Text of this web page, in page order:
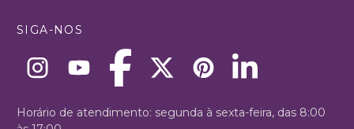
SIGA-NOS
Horário de atendimento: segunda à sexta-feira, das 8:00